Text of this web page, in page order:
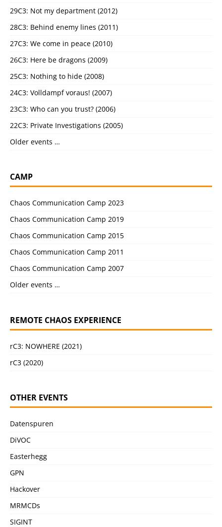
29C3: Not my department (2012)
28C3: Behind enemy lines (2011)
27C3: We come in peace (2010)
26C3: Here be dragons (2009)
25C3: Nothing to hide (2008)
24C3: Volldampf voraus! (2007)
23C3: Who can you trust? (2006)
22C3: Private Investigations (2005)
Older events …
CAMP
Chaos Communication Camp 2023
Chaos Communication Camp 2019
Chaos Communication Camp 2015
Chaos Communication Camp 2011
Chaos Communication Camp 2007
Older events …
REMOTE CHAOS EXPERIENCE
rC3: NOWHERE (2021)
rC3 (2020)
OTHER EVENTS
Datenspuren
DiVOC
Easterhegg
GPN
Hackover
MRMCDs
SIGINT